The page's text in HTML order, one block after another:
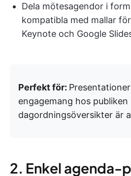
Dela mötesagendor i
kompatibla med mallar
Keynote och Google
Perfekt för:
engagemang hos
dagordningsöversikter är
2. Enkel agenda-